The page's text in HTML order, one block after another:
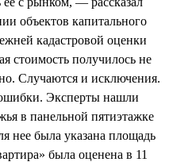
капитального
кадастровой оценки
стоимость получилось не
Случаются и исключения.
Эксперты нашли
в панельной пятиэтажке
нее была указана площадь
была оценена в 11